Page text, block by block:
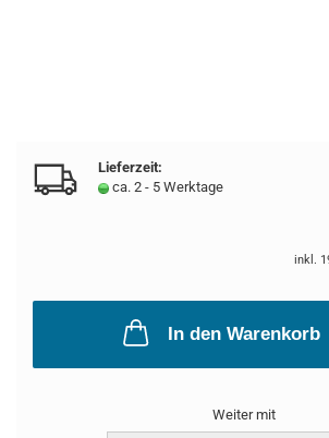
Lieferzeit:
ca. 2 - 5 Werktage
inkl.
In den Warenkorb
Weiter mit